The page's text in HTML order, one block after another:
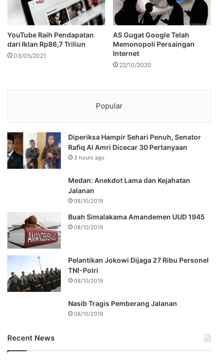
YouTube Raih Pendapatan
dari Iklan Rp86,7 Triliun
03/05/2021
AS Gugat Google Telah
Memonopoli Persaingan
Internet
22/10/2020
Popular
Diperiksa Hampir Sehari Penuh, Senator
Rafiq Al Amri Dicecar 30 Pertanyaan
3 hours ago
Medan: Anekdot Lama dan Kejahatan
Jalanan
08/10/2019
Buah Simalakama Amandemen UUD 1945
08/10/2019
Pelantikan Jokowi Dijaga 27 Ribu Personel
TNI-Polri
08/10/2019
Nasib Tragis Pemberang Jalanan
08/10/2019
Recent News